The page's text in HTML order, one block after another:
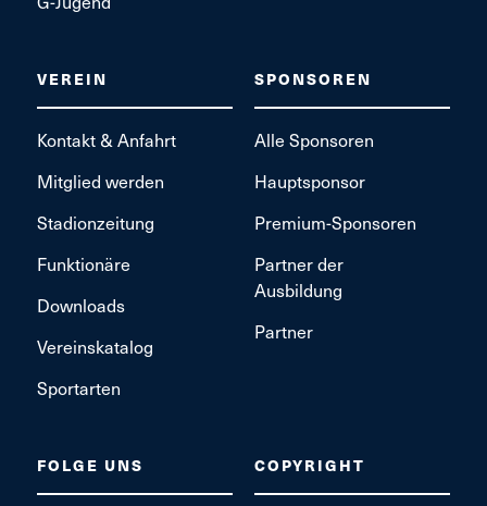
VEREIN
Kontakt & Anfahrt
Mitglied werden
Stadionzeitung
Funktionäre
Downloads
Vereinskatalog
Sportarten
SPONSOREN
Alle Sponsoren
Hauptsponsor
Premium-Sponsoren
Partner der
Ausbildung
Partner
FOLGE UNS COPYRIGHT